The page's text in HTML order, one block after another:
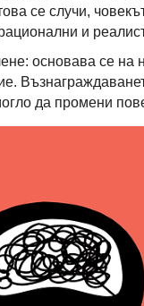
се случи,
и
основава се на
да промени